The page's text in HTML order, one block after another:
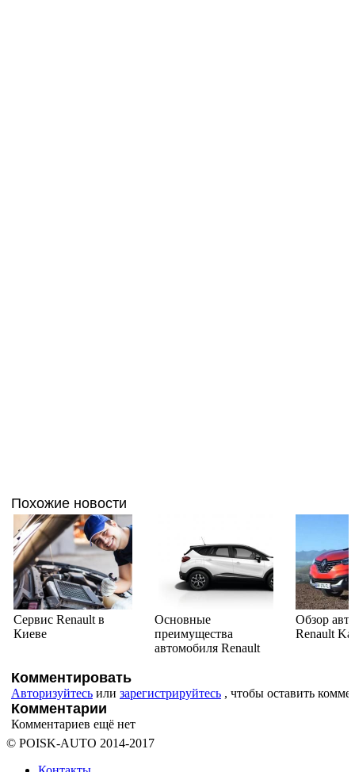
Похожие новости
Сервис Renault в
Киеве
Основные
преимущества
автомобиля Renault
Обзор
Renault
Комментировать
Авторизуйтесь или зарегистрируйтесь , чтобы оставить
Комментарии
Комментариев ещё нет
© POISK-AUTO 2014-2017